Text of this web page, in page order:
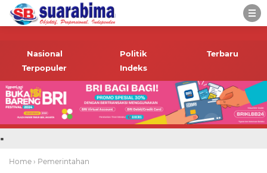
-->
informasi terbaru tentang
Bima dan daerah sekitar
Nasional Politik
Terbaru
Terpopuler
Indeks
.
Home › Pemerintahan